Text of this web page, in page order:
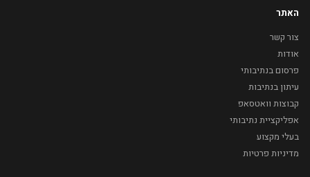
האתר
צור קשר
אודות
פרסום בנתיבותי
עיתון בנתיבות
קבוצות וואטסאפ
אפליקציית נתיבותי
בעלי מקצוע
מדיניות פרטיות